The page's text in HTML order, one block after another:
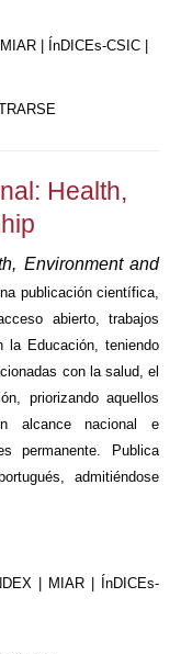
| ÍnDICEs-CSIC |
Health,
Environment and
publicación científica,
abierto, trabajos
la Educación, teniendo
con la salud, el
priorizando aquellos
alcance nacional e
permanente. Publica
admitiéndose
| MIAR | ÍnDICEs-